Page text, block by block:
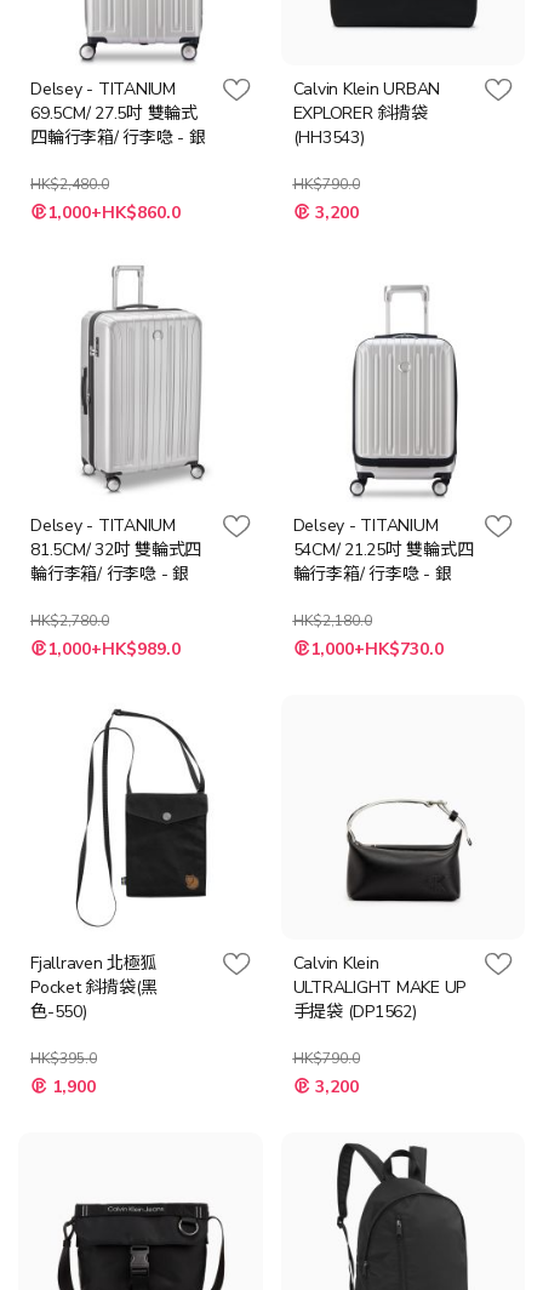
Delsey - TITANIUM
69.5CM/ 27.5吋 雙輪式
四輪行李箱/ 行李喼 - 銀
HK$2,480.0
特
殊 1,000+HK$860.0
Calvin Klein URBAN
EXPLORER 斜揹袋
(HH3543)
HK$790.0
特
殊 3,200
Delsey - TITANIUM
81.5CM/ 32吋 雙輪式四
輪行李箱/ 行李喼 - 銀
HK$2,780.0
特
殊 1,000+HK$989.0
Delsey - TITANIUM
54CM/ 21.25吋 雙輪式四
輪行李箱/ 行李喼 - 銀
HK$2,180.0
特
殊 1,000+HK$730.0
Fjallraven 北極狐
Pocket 斜揹袋(黑
色-550)
HK$395.0
特
殊 1,900
Calvin Klein
ULTRALIGHT MAKE UP
手提袋 (DP1562)
HK$790.0
特
殊 3,200